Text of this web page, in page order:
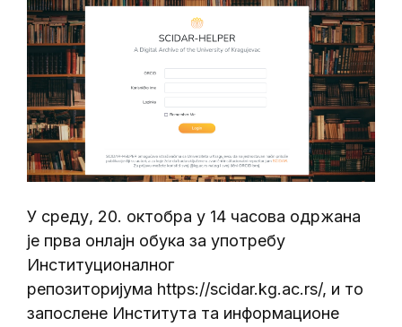
У среду, 20. октобра у 14 часова одржана
је прва онлајн обука за употребу
Институционалног
репозиторијума https://scidar.kg.ac.rs/, и то
запослене Института та информационе